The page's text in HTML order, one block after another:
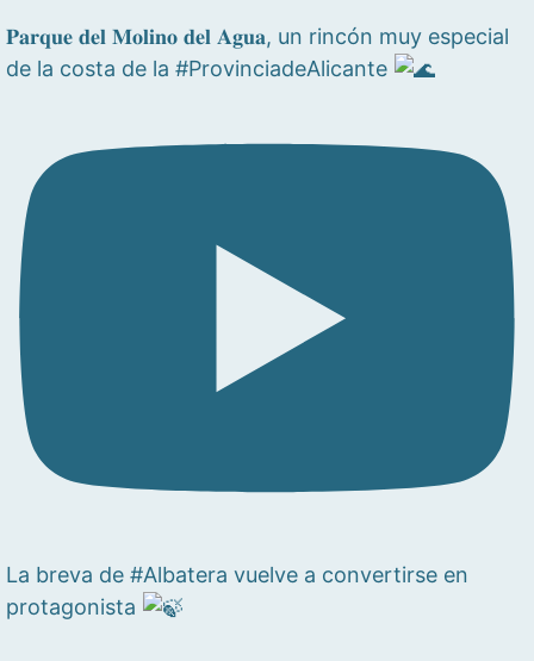
𝐏𝐚𝐫𝐪𝐮𝐞 𝐝𝐞𝐥 𝐌𝐨𝐥𝐢𝐧𝐨 𝐝𝐞𝐥 𝐀𝐠𝐮𝐚, un rincón muy especial
de la costa de la #ProvinciadeAlicante
La breva de #Albatera vuelve a convertirse en
protagonista